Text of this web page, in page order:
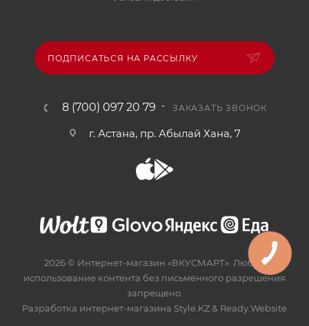
ПОДПИСАТЬСЯ НА РАССЫЛКУ
8 (700) 097 20 79 ЗАКАЗАТЬ ЗВОНОК
г. Астана, пр. Абылай Хана, 7
2026 © Интернет-магазин «ВКУСМАРТ». Любое
использование контента без письменного разрешения
запрещено.
Разработка интернет-магазина Style.KZ& Ready.Website